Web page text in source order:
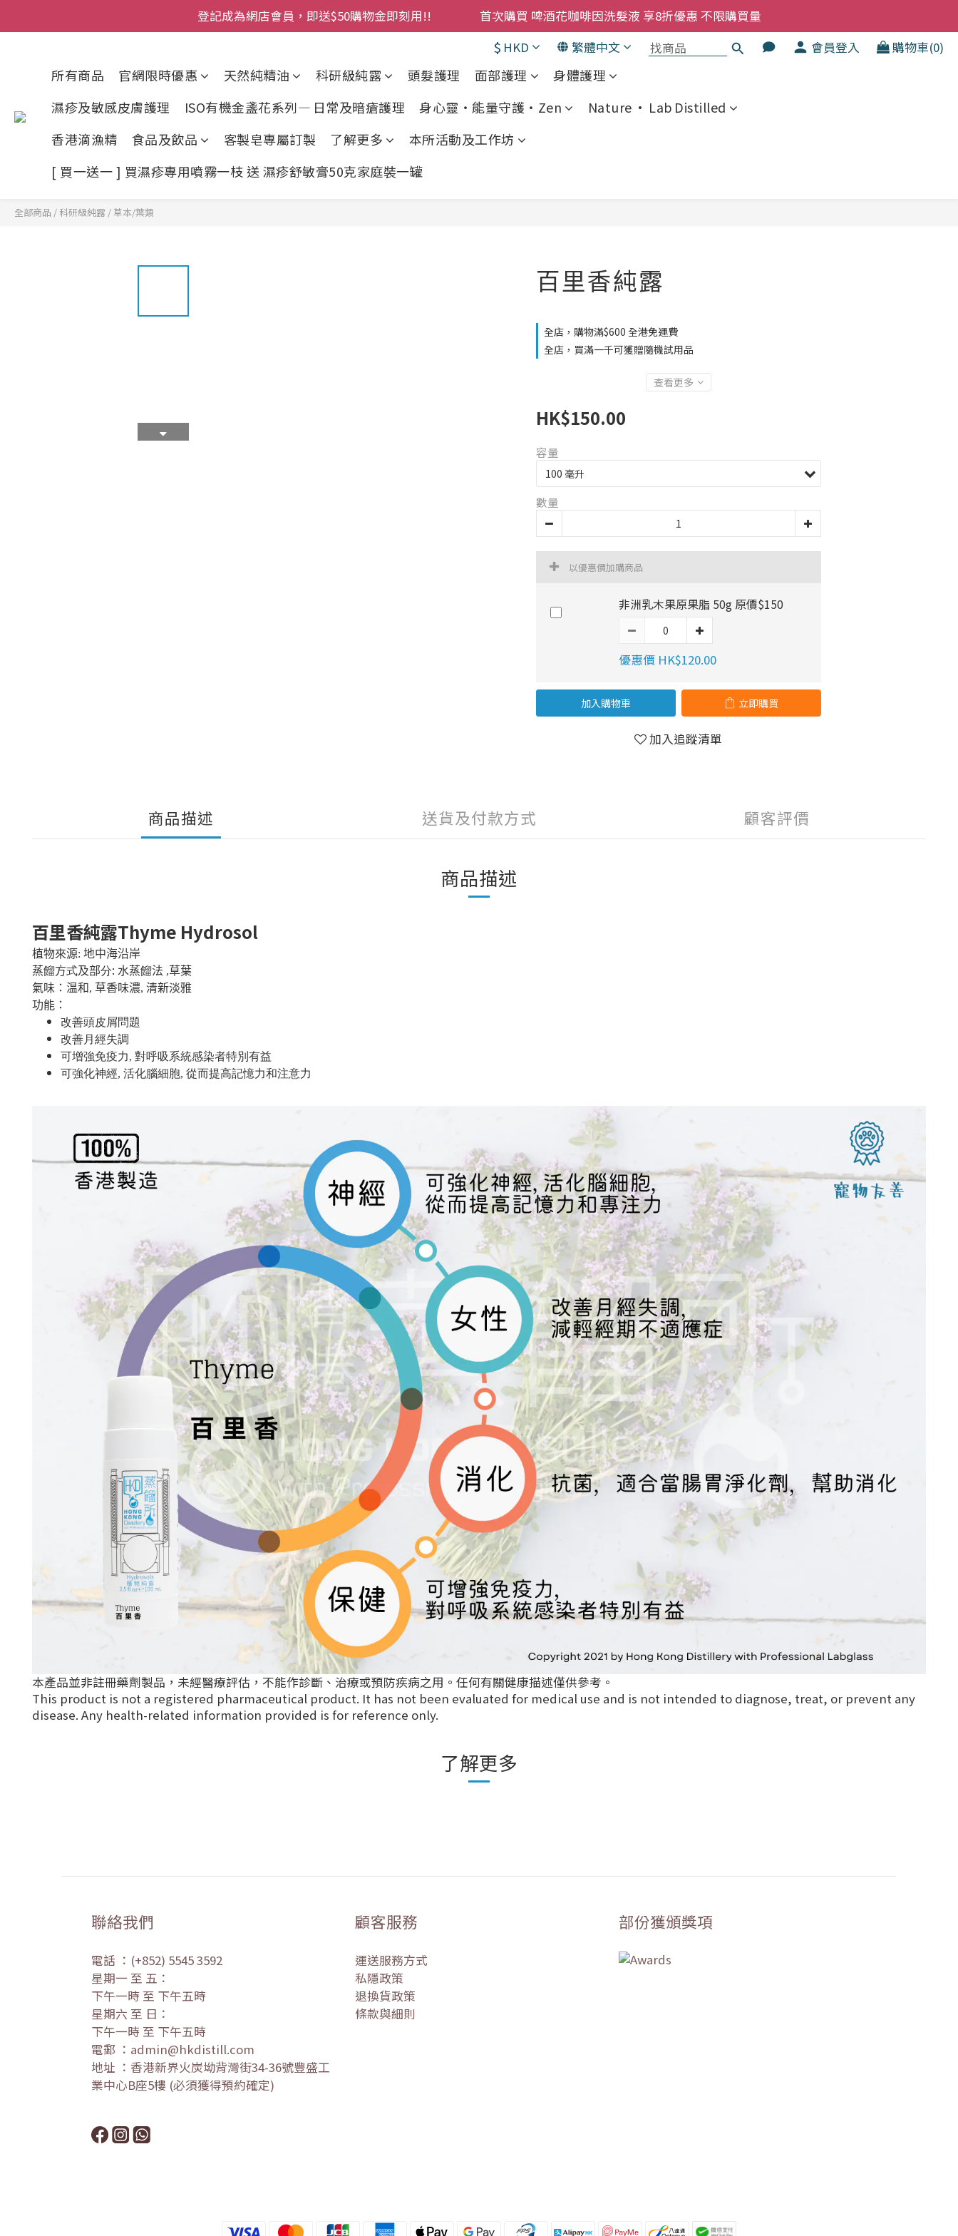
登記成為網店會員，即送$50購物金即刻用!!                 首次購買 啤酒花咖啡因洗髮液 享8折優惠 不限購買量
網店會員一年內累積消費 $4500 即刻變身 VIP 全年正價貨 85 折，幫朋友買大家一齊抵 !!
今期優惠!! 濕疹救星 濕疹專用噴霧 買一枝送一件 50克裝 濕疹舒敏膏   幼兒適用
$ HKD 繁體中文 會員登入 購物車(0)
所有商品 官網限時優惠 天然純精油 科研級純露 頭髮護理 面部護理
身體護理
濕疹及敏感皮膚護理
ISO有機金盞花系列— 日常及暗瘡護理 身心靈・能量守護・Zen
Nature • Lab Distilled
香港滴漁精
食品及飲品 客製皂專屬訂製 了解更多
本所活動及工作坊
[ 買一送一 ] 買濕疹專用噴霧一枝 送 濕疹舒敏膏50克家庭裝一罐
全部商品 / 科研級純露 / 草本/葉類
百里香純露
全店，購物滿$600 全港免運費
全店，買滿一千可獲贈隨機試用品
查看更多
HK$150.00
容量
數量
以優惠價加購商品
非洲乳木果原果脂 50g 原價$150
優惠價 HK$120.00
加入購物車 立即購買
加入追蹤清單
商品描述 送貨及付款方式 顧客評價
商品描述
百里香純露Thyme Hydrosol
植物來源: 地中海沿岸
蒸餾方式及部分: 水蒸餾法 ,草葉
氣味：温和, 草香味濃, 清新淡雅
功能：
改善頭皮屑問題
改善月經失調
可增強免疫力, 對呼吸系統感染者特別有益
可強化神經, 活化腦細胞, 從而提高記憶力和注意力
本產品並非註冊藥劑製品，未經醫療評估，不能作診斷、治療或預防疾病之用。任何有關健康描述僅供參考。
This product is not a registered pharmaceutical product. It has not been evaluated for medical use and is not intended to diagnose, treat, or prevent any
disease. Any health-related information provided is for reference only.
了解更多
聯絡我們
電話 ：(+852) 5545 3592
星期一 至 五：
下午一時 至 下午五時
星期六 至 日：
下午一時 至 下午五時
電郵 ：admin@hkdistill.com
地址 ：香港新界火炭坳背灣街34-36號豐盛工
業中心B座5樓 (必須獲得預約確定)
顧客服務
運送服務方式
私隱政策
退換貨政策
條款與細則
部份獲頒獎項